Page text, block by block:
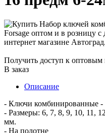
Получить доступ к оптовым
В заказ
Описание
- Ключи комбинированные -
- Размеры: 6, 7, 8, 9, 10, 11,
мм.
- На полотне